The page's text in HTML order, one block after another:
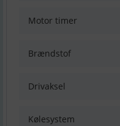
Motor timer
Brændstof
Drivaksel
Kølesystem